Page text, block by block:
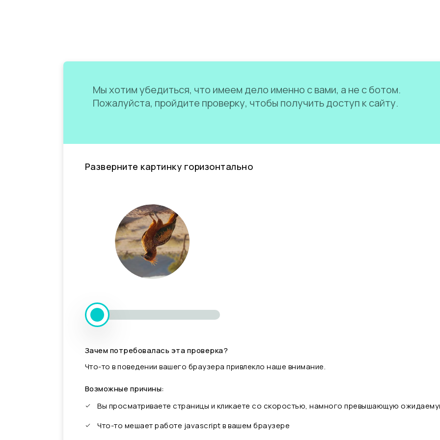
Мы хотим убедиться, что имеем дело именно с вами, а не с ботом.
Пожалуйста, пройдите проверку, чтобы получить доступ к сайту.
Разверните картинку горизонтально
Зачем потребовалась эта проверка?
Что-то в поведении вашего браузера привлекло наше внимание.
Возможные причины:
Вы просматриваете страницы и кликаете со скоростью, намного превышающую
Что-то мешает работе javascript в вашем браузере